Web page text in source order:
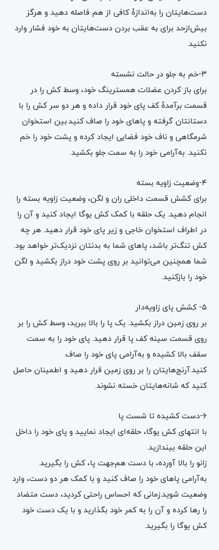
دست‌هایتان را به‌اندازۀ کافی از هم فاصله دهید و هرگز
بیش‌ازحد برای به عقب بردن دست‌هایتان به خود فشار وارد
نکنید.
۳-خم به جلو در حالت نشسته
برای باز کردن عضلات همسترینگ خود، وسط کش را در
قسمت برآمدۀ کف پای خود قرار داده و هر دو سر کش را با
دستانتان گرفته و پاهای خود را صاف کنید.بین استخوان
شرمگاهی و ناف خود فضایی ایجاد کرده و پشت خود را خم
نکنید. به‌آرامی خود را به سمت جلو بکشید.
۴-وضعیت زاویه بسته
برای کشش قسمت داخلی ران و لگن، وضعیت زاویه بسته را
انجام دهید. یک حلقه با کمک کش یوگا ایجاد کنید و آن را
در اطراف استخوان خاجی و زیر پای خود قرار دهید. هر چه
کش تنگ‌تر باشد، پاهای شما به بدنتان نزدیک‌تر خواهد بود.
شما همچنین می‌توانید بر روی پشت خود دراز بکشید و لگن
خود را بازکنید.
۵- کشش پای زاویه‌دار
بر روی زمین دراز بکشید. یک پا را بالا ببرید، وسط کش را بر
روی قسمت سینه کف پا قرار دهید. پای خود را به سمت
سقف بالا کشیده و به‌آرامی پای خود را صاف
کنید.آرنج‌هایتان را بر روی زمین قرار دهید و اطمینان حاصل
کنید که شانه‌هایتان خسته نشوند.
۶-دست کشیده تا شست پا
با انتهای کش یوگا، حلقه‌ای ایجاد نمایید و پای خود را داخل
این حلقه بیندازید.
زانو را بالا آورده، با دست هم‌جهت پا، کش را بگیرید.
به‌آرامی پاهای خود را صاف کنید و با کمک هر دو دست، وارد
وضعیت شوید.زمانی که احساس راحتی کردید، دست متضاد
را رها کرده و آن را به کمر خود بگذارید و با یک دست خود
کش یوگا را بگیرید.